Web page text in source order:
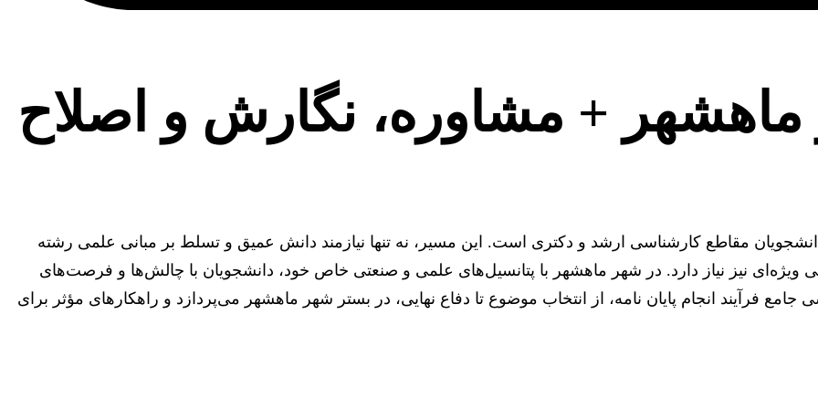
ماهشهر + مشاوره، نگارش و اصلاح
مقاطع کارشناسی ارشد و دکتری است. این مسیر، نه تنها نیازمند دانش عمیق و تسلط بر مبانی علمی رشته
نیز نیاز دارد. در شهر ماهشهر با پتانسیل‌های علمی و صنعتی خاص خود، دانشجویان با چالش‌ها و فرصت‌های
فرآیند انجام پایان نامه، از انتخاب موضوع تا دفاع نهایی، در بستر شهر ماهشهر می‌پردازد و راهکارهای مؤثر برای